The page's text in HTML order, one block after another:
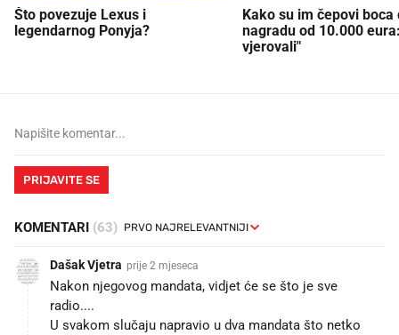
Što povezuje Lexus i
legendarnog Ponyja?
Kako su im čepovi boca
nagradu od 10.000
vjerovali"
PRIJAVITE SE
KOMENTARI (63)
Dašak Vjetra prije 2 mjeseca
Nakon njegovog mandata, vidjet će se što je sve
radio....
U svakom slučaju napravio u dva mandata što netko